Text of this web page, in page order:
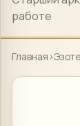
работе
Главная ›